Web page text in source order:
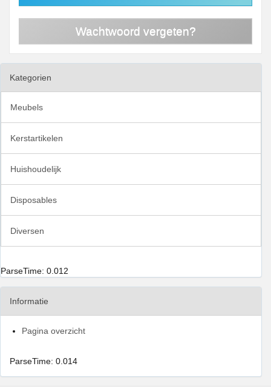
Wachtwoord vergeten?
Kategorien
Meubels
Kerstartikelen
Huishoudelijk
Disposables
Diversen
ParseTime: 0.012
Informatie
Pagina overzicht
ParseTime: 0.014